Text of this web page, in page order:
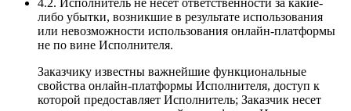
либо убытки, возникшие в результате использования
или невозможности использования онлайн-платформы
не по вине Исполнителя.
Заказчику известны важнейшие функциональные
свойства онлайн-платформы Исполнителя, доступ к
которой предоставляет Исполнитель; Заказчик несет